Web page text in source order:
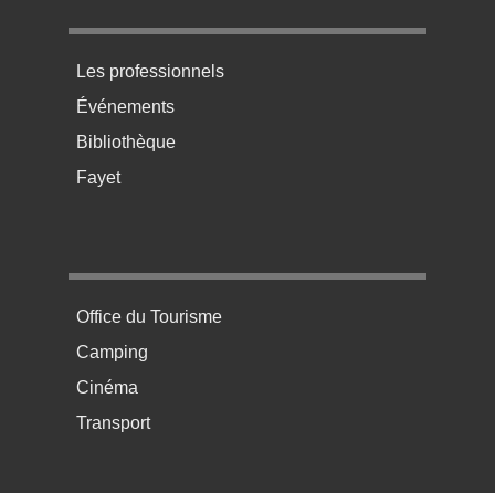
Menu pratique bas de page 3
Les professionnels
Événements
Bibliothèque
Fayet
Menu pratique bas de page 4
Office du Tourisme
Camping
Cinéma
Transport